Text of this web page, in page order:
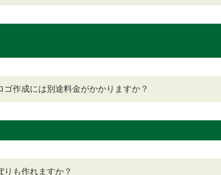
作成には別途料金がかかりますか？
りも作れますか？